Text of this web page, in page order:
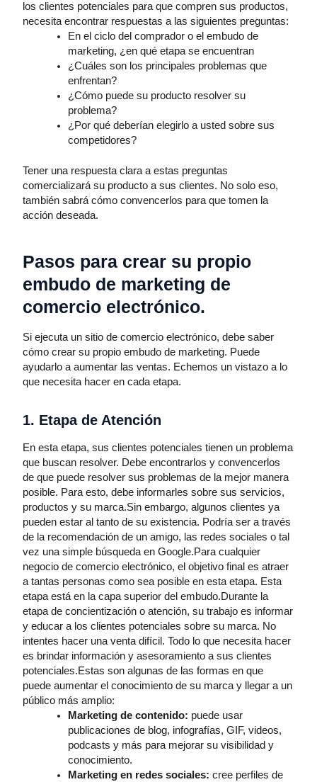
los clientes potenciales para que compren sus productos,
necesita encontrar respuestas a las siguientes preguntas:
En el ciclo del comprador o el embudo de
marketing, ¿en qué etapa se encuentran
¿Cuáles son los principales problemas que
enfrentan?
¿Cómo puede su producto resolver su
problema?
¿Por qué deberían elegirlo a usted sobre sus
competidores?
Tener una respuesta clara a estas preguntas
comercializará su producto a sus clientes. No solo eso,
también sabrá cómo convencerlos para que tomen la
acción deseada.
Pasos para crear su propio
embudo de marketing de
comercio electrónico.
Si ejecuta un sitio de comercio electrónico, debe saber
cómo crear su propio embudo de marketing. Puede
ayudarlo a aumentar las ventas. Echemos un vistazo a lo
que necesita hacer en cada etapa.
1. Etapa de Atención
En esta etapa, sus clientes potenciales tienen un problema
que buscan resolver. Debe encontrarlos y convencerlos
de que puede resolver sus problemas de la mejor manera
posible. Para esto, debe informarles sobre sus servicios,
productos y su marca.Sin embargo, algunos clientes ya
pueden estar al tanto de su existencia. Podría ser a través
de la recomendación de un amigo, las redes sociales o tal
vez una simple búsqueda en Google.Para cualquier
negocio de comercio electrónico, el objetivo final es atraer
a tantas personas como sea posible en esta etapa. Esta
etapa está en la capa superior del embudo.Durante la
etapa de concientización o atención, su trabajo es informar
y educar a los clientes potenciales sobre su marca. No
intentes hacer una venta difícil. Todo lo que necesita hacer
es brindar información y asesoramiento a sus clientes
potenciales.Estas son algunas de las formas en que
puede aumentar el conocimiento de su marca y llegar a un
público más amplio:
Marketing de contenido: puede usar
publicaciones de blog, infografías, GIF, videos,
podcasts y más para mejorar su visibilidad y
conocimiento.
Marketing en redes sociales:cree perfiles de